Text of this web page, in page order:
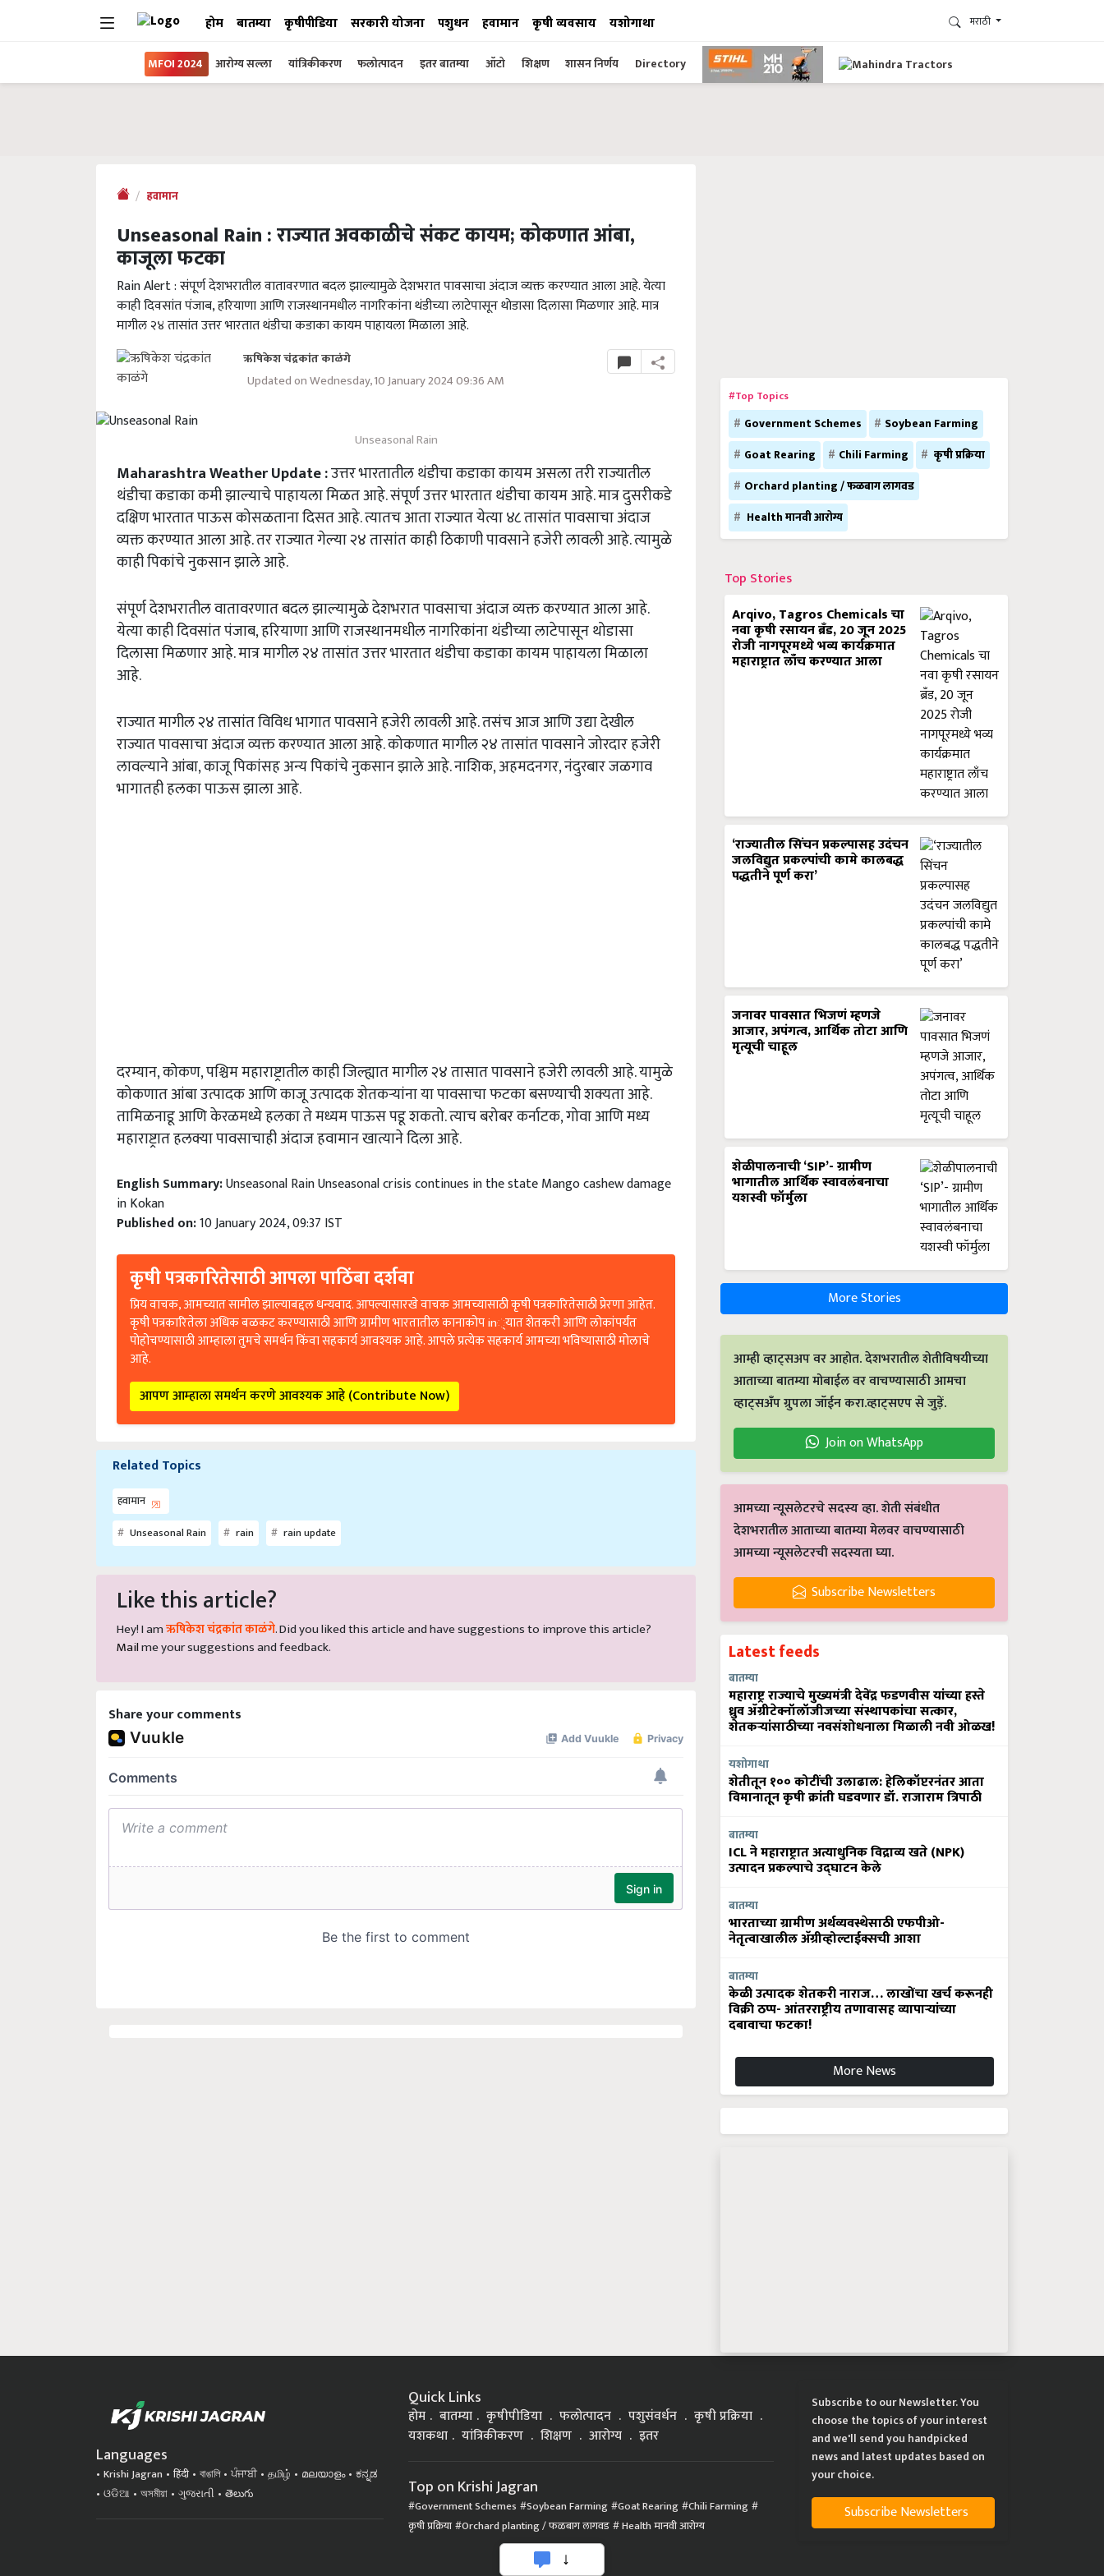
होम बातम्या कृषीपीडिया सरकारी योजना पशुधन हवामान कृषी व्यवसाय यशोगाथा मराठी
MFOI 2024 आरोग्य सल्ला यांत्रिकीकरण फलोत्पादन इतर बातम्या ऑटो शिक्षण शासन निर्णय Directory
हवामान
Unseasonal Rain : राज्यात अवकाळीचे संकट कायम; कोकणात आंबा,
काजूला फटका
Rain Alert : संपूर्ण देशभरातील वातावरणात बदल झाल्यामुळे देशभरात पावसाचा अंदाज व्यक्त करण्यात आला आहे. येत्या
काही दिवसांत पंजाब, हरियाणा आणि राजस्थानमधील नागरिकांना थंडीच्या लाटेपासून थोडासा दिलासा मिळणार आहे. मात्र
मागील २४ तासांत उत्तर भारतात थंडीचा कडाका कायम पाहायला मिळाला आहे.
ऋषिकेश चंद्रकांत काळंगे
Updated on Wednesday, 10 January 2024 09:36 AM
Unseasonal Rain
Maharashtra Weather Update :उत्तर भारतातील थंडीचा कडाका कायम असला तरी राज्यातील
थंडीचा कडाका कमी झाल्याचे पाहायला मिळत आहे. संपूर्ण उत्तर भारतात थंडीचा कायम आहे. मात्र दुसरीकडे
दक्षिण भारतात पाऊस कोसळताना दिसत आहे. त्यातच आता राज्यात येत्या ४८ तासांत पावसाचा अंदाज
व्यक्त करण्यात आला आहे. तर राज्यात गेल्या २४ तासांत काही ठिकाणी पावसाने हजेरी लावली आहे. त्यामुळे
काही पिकांचे नुकसान झाले आहे.
संपूर्ण देशभरातील वातावरणात बदल झाल्यामुळे देशभरात पावसाचा अंदाज व्यक्त करण्यात आला आहे.
येत्या काही दिवसांत पंजाब, हरियाणा आणि राजस्थानमधील नागरिकांना थंडीच्या लाटेपासून थोडासा
दिलासा मिळणार आहे. मात्र मागील २४ तासांत उत्तर भारतात थंडीचा कडाका कायम पाहायला मिळाला
आहे.
राज्यात मागील २४ तासांत विविध भागात पावसाने हजेरी लावली आहे. तसंच आज आणि उद्या देखील
राज्यात पावसाचा अंदाज व्यक्त करण्यात आला आहे. कोकणात मागील २४ तासांत पावसाने जोरदार हजेरी
लावल्याने आंबा, काजू पिकांसह अन्य पिकांचे नुकसान झाले आहे. नाशिक, अहमदनगर, नंदुरबार जळगाव
भागातही हलका पाऊस झाला आहे.
दरम्यान, कोकण, पश्चिम महाराष्ट्रातील काही जिल्ह्यात मागील २४ तासात पावसाने हजेरी लावली आहे. यामुळे
कोकणात आंबा उत्पादक आणि काजू उत्पादक शेतकऱ्यांना या पावसाचा फटका बसण्याची शक्यता आहे.
तामिळनाडू आणि केरळमध्ये हलका ते मध्यम पाऊस पडू शकतो. त्याच बरोबर कर्नाटक, गोवा आणि मध्य
महाराष्ट्रात हलक्या पावसाचाही अंदाज हवामान खात्याने दिला आहे.
English Summary:Unseasonal Rain Unseasonal crisis continues in the state Mango cashew damage
in Kokan
Published on:10 January 2024, 09:37 IST
कृषी पत्रकारितेसाठी आपला पाठिंबा दर्शवा
प्रिय वाचक, आमच्यात सामील झाल्याबद्दल धन्यवाद. आपल्यासारखे वाचक आमच्यासाठी कृषी पत्रकारितेसाठी प्रेरणा आहेत.
कृषी पत्रकारितेला अधिक बळकट करण्यासाठी आणि ग्रामीण भारतातील कानाकोप in्यात शेतकरी आणि लोकांपर्यंत
पोहोचण्यासाठी आम्हाला तुमचे समर्थन किंवा सहकार्य आवश्यक आहे. आपले प्रत्येक सहकार्य आमच्या भविष्यासाठी मोलाचे
आहे.
आपण आम्हाला समर्थन करणे आवश्यक आहे (Contribute Now)
Related Topics
हवामान
Unseasonal Rain
rain rain update
Like this article?
Hey! I amऋषिकेश चंद्रकांत काळंगे. Did you liked this article and have suggestions to improve this article?
Mailme your suggestions and feedback.
Share your comments
#Top Topics
Government Schemes
Soybean Farming
Goat Rearing
Chili Farming
कृषी प्रक्रिया
Orchard planting / फळबाग लागवड
Health मानवी आरोग्य
Top Stories
Arqivo, Tagros Chemicals चा
नवा कृषी रसायन ब्रँड, 20 जून 2025
रोजी नागपूरमध्ये भव्य कार्यक्रमात
महाराष्ट्रात लाँच करण्यात आला
‘राज्यातील सिंचन प्रकल्पासह उदंचन
जलविद्युत प्रकल्पांची कामे कालबद्ध
पद्धतीने पूर्ण करा’
जनावर पावसात भिजणं म्हणजे
आजार, अपंगत्व, आर्थिक तोटा आणि
मृत्यूची चाहूल
शेळीपालनाची ‘SIP’- ग्रामीण
भागातील आर्थिक स्वावलंबनाचा
यशस्वी फॉर्मुला
More Stories
आम्ही व्हाट्सअप वर आहोत. देशभरातील शेतीविषयीच्या
आताच्या बातम्या मोबाईल वर वाचण्यासाठी आमचा
व्हाट्सअँप ग्रुपला जॉईन करा.व्हाट्सएप से जुड़ें.
Join on WhatsApp
आमच्या न्यूसलेटरचे सदस्य व्हा. शेती संबंधीत
देशभरातील आताच्या बातम्या मेलवर वाचण्यासाठी
आमच्या न्यूसलेटरची सदस्यता घ्या.
Subscribe Newsletters
Latest feeds
बातम्या
महाराष्ट्र राज्याचे मुख्यमंत्री देवेंद्र फडणवीस यांच्या हस्ते
ध्रुव ॲग्रीटेक्नॉलॉजीजच्या संस्थापकांचा सत्कार,
शेतकऱ्यांसाठीच्या नवसंशोधनाला मिळाली नवी ओळख!
यशोगाथा
शेतीतून १०० कोटींची उलाढाल: हेलिकॉप्टरनंतर आता
विमानातून कृषी क्रांती घडवणार डॉ. राजाराम त्रिपाठी
बातम्या
ICL ने महाराष्ट्रात अत्याधुनिक विद्राव्य खते (NPK)
उत्पादन प्रकल्पाचे उद्घाटन केले
बातम्या
भारताच्या ग्रामीण अर्थव्यवस्थेसाठी एफपीओ-
नेतृत्वाखालील अ‍ॅग्रीव्होल्टाईक्सची आशा
बातम्या
केळी उत्पादक शेतकरी नाराज… लाखोंचा खर्च करूनही
विक्री ठप्प- आंतरराष्ट्रीय तणावासह व्यापाऱ्यांच्या
दबावाचा फटका!
More News
Languages
Krishi Jagran हिंदी বাঙালি ਪੰਜਾਬੀ தமிழ் മലയാളം
ಕನ್ನಡ
ଓଡିଆ
অসমীয়া ગુજરાતી తెలుగు
Quick Links
होम बातम्या कृषीपीडिया फलोत्पादन पशुसंवर्धन
कृषी प्रक्रिया
यशकथा
यांत्रिकीकरण शिक्षण आरोग्य इतर
Top on Krishi Jagran
Government Schemes Soybean Farming Goat Rearing Chili Farming
कृषी प्रक्रिया Orchard planting / फळबाग लागवड Health मानवी आरोग्य
Subscribe to our Newsletter. You
choose the topics of your interest
and we'll send you handpicked
news and latest updates based on
your choice.
Subscribe Newsletters